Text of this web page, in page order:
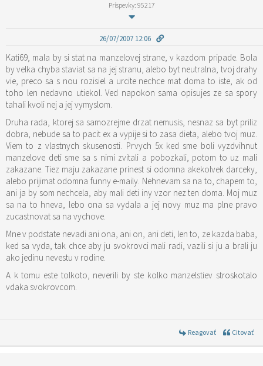
Príspevky: 95217
26/07/2007 12:06
Kati69, mala by si stat na manzelovej strane, v kazdom pripade. Bola
by velka chyba staviat sa na jej stranu, alebo byt neutralna, tvoj drahy
vie, preco sa s nou rozisiel a urcite nechce mat doma to iste, ak od
toho len nedavno utiekol. Ved napokon sama opisujes ze sa spory
tahali kvoli nej a jej vymyslom.
Druha rada, ktorej sa samozrejme drzat nemusis, nesnaz sa byt priliz
dobra, nebude sa to pacit ex a vypije si to zasa dieta, alebo tvoj muz.
Viem to z vlastnych skusenosti. Prvych 5x ked sme boli vyzdvihnut
manzelove deti sme sa s nimi zvitali a pobozkali, potom to uz mali
zakazane. Tiez maju zakazane prinest si odomna akekolvek darceky,
alebo prijimat odomna funny e-maily. Nehnevam sa na to, chapem to,
ani ja by som nechcela, aby mali deti iny vzor nez ten doma. Moj muz
sa na to hneva, lebo ona sa vydala a jej novy muz ma plne pravo
zucastnovat sa na vychove.
Mne v podstate nevadi ani ona, ani on, ani deti, len to, ze kazda baba,
ked sa vyda, tak chce aby ju svokrovci mali radi, vazili si ju a brali ju
ako jedinu nevestu v rodine.
A k tomu este tolkoto, neverili by ste kolko manzelstiev stroskotalo
vdaka svokrovcom.
Reagovať Citovať